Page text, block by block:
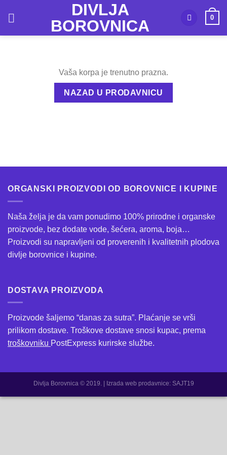
DIVLJA
BOROVNICA
0
Vaša korpa je trenutno prazna.
NAZAD U PRODAVNICU
ORGANSKI PROIZVODI OD BOROVNICE I KUPINE
Naša želja je da vam ponudimo 100% prirodne i organske
proizvode, bez dodate vode, šećera, aroma, boja…
Proizvodi su napravljeni od proverenih i kvalitetnih plodova
divlje borovnice i kupine.
DOSTAVA PROIZVODA
Proizvode šaljemo “danas za sutra”. Plaćanje se vrši
prilikom dostave. Troškove dostave snosi kupac, prema
troškovniku PostExpress kurirske službe.
Divlja Borovnica © 2019. | Izrada web prodavnice: SAJT19